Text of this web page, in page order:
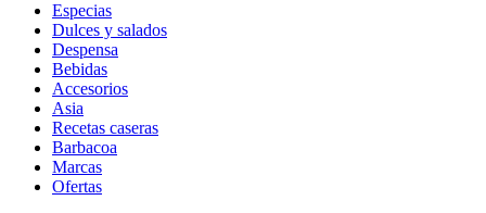
Especias
Dulces y salados
Despensa
Bebidas
Accesorios
Asia
Recetas caseras
Barbacoa
Marcas
Ofertas